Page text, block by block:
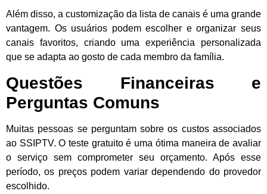
Além disso, a customização da lista de canais é uma grande
vantagem. Os usuários podem escolher e organizar seus
canais favoritos, criando uma experiência personalizada
que se adapta ao gosto de cada membro da família.
Questões Financeiras e
Perguntas Comuns
Muitas pessoas se perguntam sobre os custos associados
ao SSIPTV. O teste gratuito é uma ótima maneira de avaliar
o serviço sem comprometer seu orçamento. Após esse
período, os preços podem variar dependendo do provedor
escolhido.